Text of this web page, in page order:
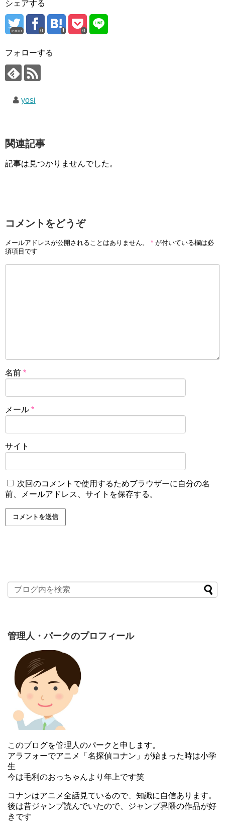
シェアする
error 0 0
フォローする
yosi
関連記事
記事は見つかりませんでした。
コメントをどうぞ
メールアドレスが公開されることはありません。 * が付いている欄は必
須項目です
名前 *
メール *
サイト
次回のコメントで使用するためブラウザーに自分の名
前、メールアドレス、サイトを保存する。
管理人・パークのプロフィール
このブログを管理人のパークと申します。
アラフォーでアニメ「名探偵コナン」が始まった時は小学
生
今は毛利のおっちゃんより年上です笑
コナンはアニメ全話見ているので、知識に自信あります。
後は昔ジャンプ読んでいたので、ジャンプ界隈の作品が好
きです